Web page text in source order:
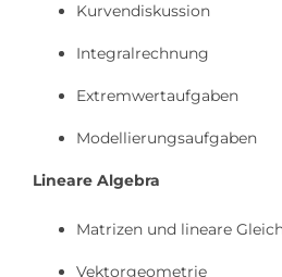
Kurvendiskussion
Integralrechnung
Extremwertaufgaben
Modellierungsaufgaben
Lineare Algebra
Matrizen und lineare
Vektorgeometrie